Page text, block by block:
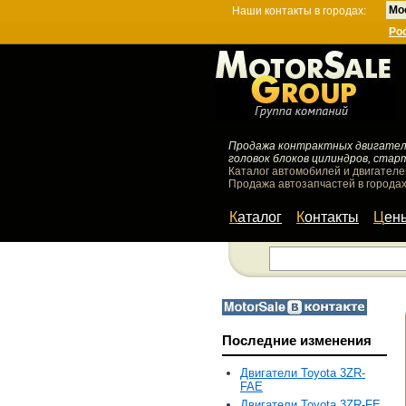
Наши контакты в городах:
Продажа контрактных
головок блоков цилиндров,
Каталог автомобилей и
Продажа автозапчастей в
Каталог Контакты
Последние изменения
Двигатели Toyota 3ZR-
FAE